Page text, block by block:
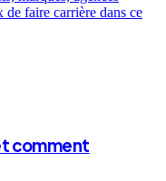
de faire carrière dans ce
comment